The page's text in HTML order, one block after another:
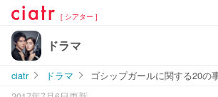
[ シアター ]
ドラマ
ciatr ドラマ
ゴシップガールに関する20の